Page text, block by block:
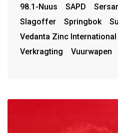
98.1-Nuus
SAPD
Slagoffer
Springbok
Vedanta Zinc International
Verkragting
Vuurwapen